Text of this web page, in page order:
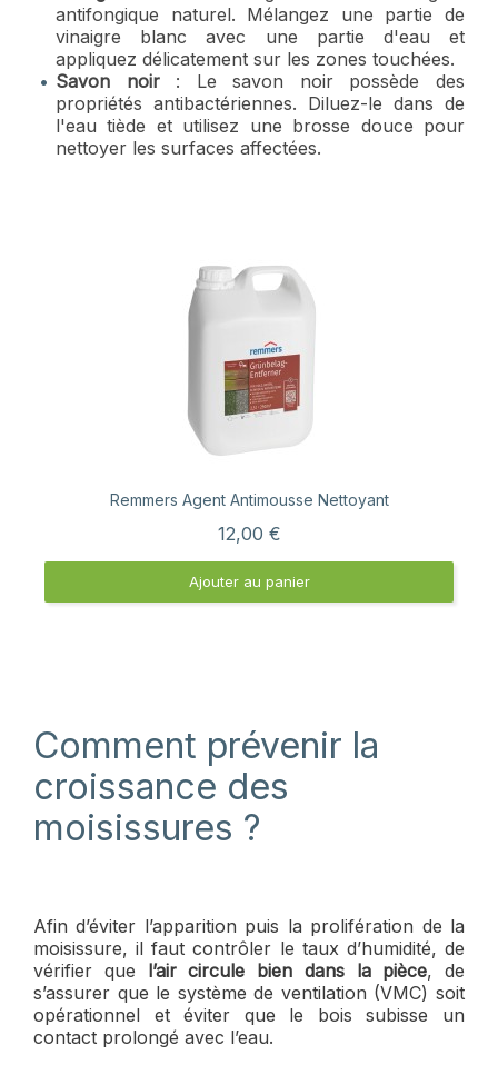
antifongique naturel. Mélangez une partie de
vinaigre blanc avec une partie d'eau et
appliquez délicatement sur les zones touchées.
Savon noir: Le savon noir possède des
propriétés antibactériennes. Diluez-le dans de
l'eau tiède et utilisez une brosse douce pour
nettoyer les surfaces affectées.
Aperçu rapide
Remmers Agent Antimousse Nettoyant
12,00 €
Ajouter au panier
Comment prévenir la
croissance des
moisissures ?
Afin d’éviter l’apparition puis la prolifération de la
moisissure, il faut contrôler le taux d’humidité, de
vérifier que
l’air circule bien dans la pièce, de
s’assurer que le système de ventilation (VMC) soit
opérationnel et éviter que le bois subisse un
contact prolongé avec l’eau.